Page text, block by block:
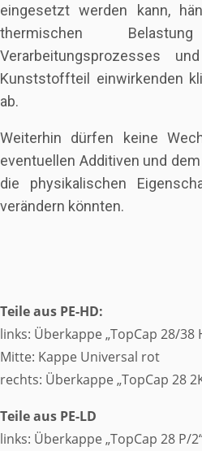
eingesetzt werden kann,
thermischen
Verarbeitungsprozesses
Kunststoffteil einwirkenden
ab.
Weiterhin dürfen keine
eventuellen Additiven und
die physikalischen
verändern könnten.
Teile aus PE-HD:
links: Überkappe „TopCap 28/38
Mitte: Kappe Universal rot
rechts: Überkappe „TopCap 28
Teile aus PE-LD
links: Überkappe „TopCap 28 P/